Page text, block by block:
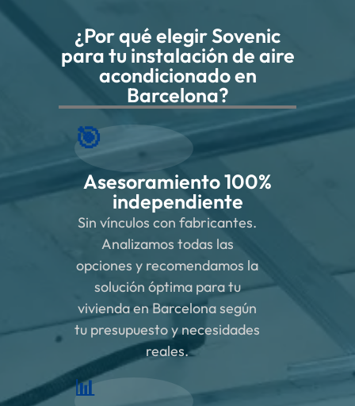
¿Por qué elegir Sovenic
para tu instalación de aire
acondicionado en
Barcelona?
🎯
Asesoramiento 100%
independiente
Sin vínculos con fabricantes.
Analizamos todas las
opciones y recomendamos la
solución óptima para tu
vivienda en Barcelona según
tu presupuesto y necesidades
reales.
📊